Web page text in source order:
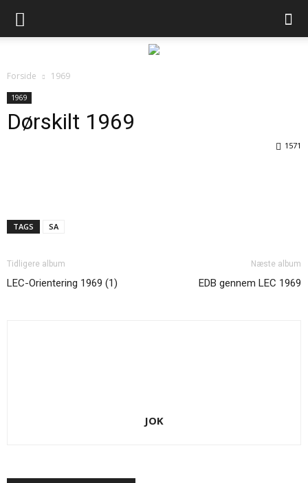
Forside 1969
1969
Dørskilt 1969
1571
TAGS SA
Tidligere album
LEC-Orientering 1969 (1)
Næste album
EDB gennem LEC 1969
JOK